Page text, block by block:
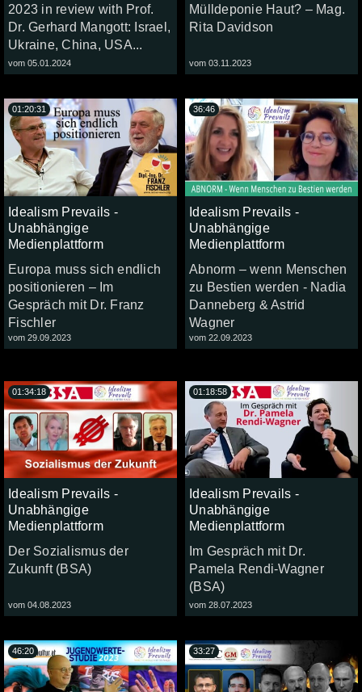
2023 in review with Prof.
Dr. Gerhard Mangott: Israel,
Ukraine, China, USA...
vom 05.01.2024
Mülldeponie Haut? – Mag.
Rita Davidson
vom 03.11.2023
Idealism Prevails -
Unabhängige
Medienplattform
Europa muss sich endlich
positionieren – Im
Gespräch mit Dr. Franz
Fischler
vom 29.09.2023
01:20:31
Idealism Prevails -
Unabhängige
Medienplattform
Abnorm – wenn Menschen
zu Bestien werden - Nadia
Danneberg & Astrid
Wagner
vom 22.09.2023
36:46
Idealism Prevails -
Unabhängige
Medienplattform
Der Sozialismus der
Zukunft (BSA)
vom 04.08.2023
01:34:18
Idealism Prevails -
Unabhängige
Medienplattform
Im Gespräch mit Dr.
Pamela Rendi-Wagner
(BSA)
vom 28.07.2023
01:18:58
46:20 33:27